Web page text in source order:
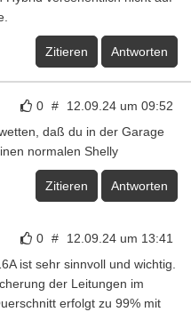
Zitieren Antworten
0 # 12.09.24 um 09:52
daß du in der Garage
normalen Shelly
Zitieren Antworten
0 # 12.09.24 um 13:41
ist sehr sinnvoll und wichtig.
der Leitungen im
erfolgt zu 99% mit